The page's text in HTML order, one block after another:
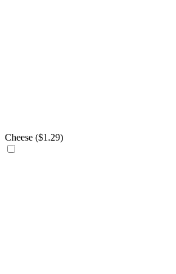
Cheese ($1.29)